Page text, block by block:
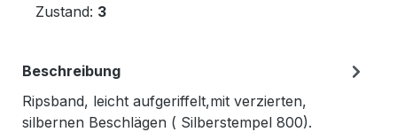
Zustand: 3
Beschreibung
Ripsband, leicht aufgeriffelt,mit verzierten,
silbernen Beschlägen ( Silberstempel 800).